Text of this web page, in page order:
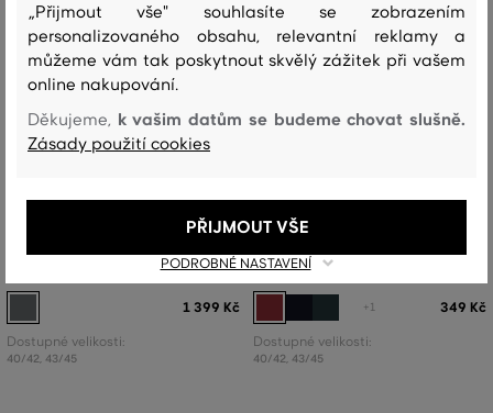
STRIPE SOCKS 4-PACK GB
1 399 Kč
Dostupné velikosti:
40/42, 43/45
STRIPED SOCKS
+1 349 Kč
Dostupné velikosti:
40/42, 43/45
„Přijmout vše" souhlasíte se zobrazením
personalizovaného obsahu, relevantní reklamy a
můžeme vám tak poskytnout skvělý zážitek při vašem
online nakupování.
Děkujeme, k vašim datům se budeme chovat slušně.
Zásady použití cookies
PODROBNÉ NASTAVENÍ
PŘIJMOUT VŠE